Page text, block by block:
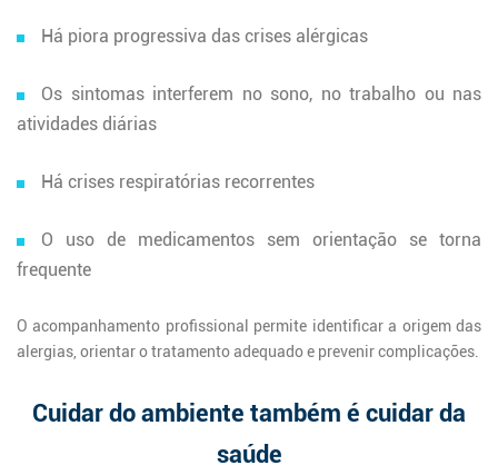
Há piora progressiva das crises alérgicas
Os sintomas interferem no sono, no trabalho ou nas
atividades diárias
Há crises respiratórias recorrentes
O uso de medicamentos sem orientação se torna
frequente
O acompanhamento profissional permite identificar a origem das
alergias, orientar o tratamento adequado e prevenir complicações.
Cuidar do ambiente também é cuidar da
saúde